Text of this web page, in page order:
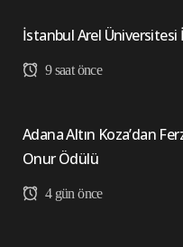
İstanbul Arel Üniversitesi
9 saat önce
Adana Altın Koza’dan
Onur Ödülü
4 gün önce